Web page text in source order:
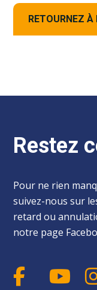
RETOURNEZ À
Restez
Pour ne rien
suivez-nous sur
retard ou
notre page